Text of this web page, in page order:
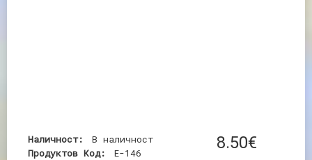
Наличност:
В наличност
Продуктов Код:
E-146
8.50€